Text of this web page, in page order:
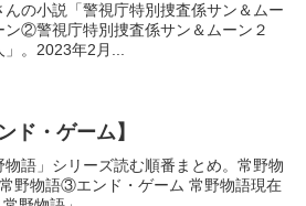
の小説「警視庁特別捜査係サン＆ムー
②警視庁特別捜査係サン＆ムーン２
。2023年2月...
ド・ゲーム】
語」シリーズ読む順番まとめ。常野物
野物語③エンド・ゲーム 常野物語現在